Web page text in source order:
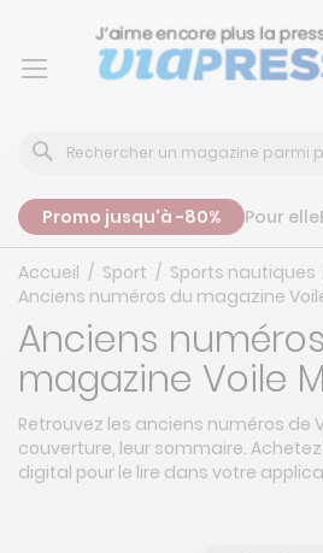
Promo jusqu'à -80% Pour elle
Accueil Sport Sports nautiques
Anciens numéros du magazine
Anciens
magazine Voile
Retrouvez les anciens numéros de
couverture, leur sommaire.
digital pour le lire dans votre